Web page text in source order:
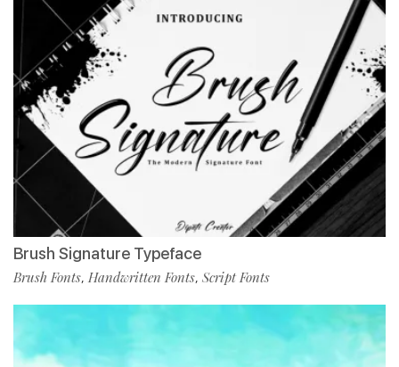
Brush Signature Typeface
Brush Fonts, Handwritten Fonts, Script Fonts